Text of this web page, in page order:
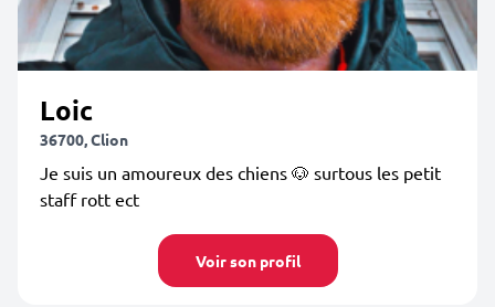
Loic
36700, Clion
Je suis un amoureux des chiens 🐶 surtous les petit
staff rott ect
Voir son profil